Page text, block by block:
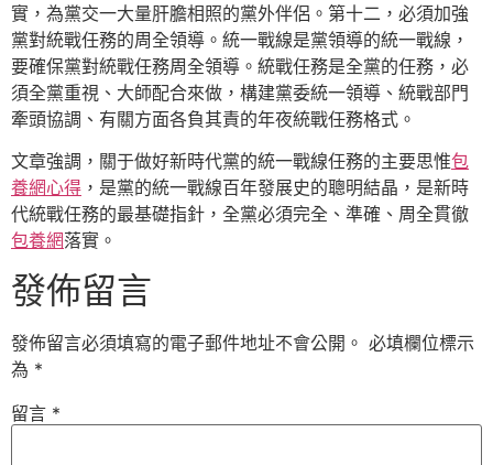
實，為黨交一大量肝膽相照的黨外伴侶。第十二，必須加強
黨對統戰任務的周全領導。統一戰線是黨領導的統一戰線，
要確保黨對統戰任務周全領導。統戰任務是全黨的任務，必
須全黨重視、大師配合來做，構建黨委統一領導、統戰部門
牽頭協調、有關方面各負其責的年夜統戰任務格式。
文章強調，關于做好新時代黨的統一戰線任務的主要思惟包
養網心得 ，是黨的統一戰線百年發展史的聰明結晶，是新時
代統戰任務的最基礎指針，全黨必須完全、準確、周全貫徹
包養網落實。
發佈留言
發佈留言必須填寫的電子郵件地址不會公開。 必填欄位標示
為 *
留言 *